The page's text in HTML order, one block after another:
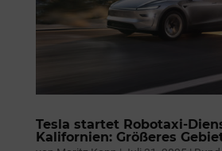
Tesla startet Robotaxi-
Kalifornien: Größeres